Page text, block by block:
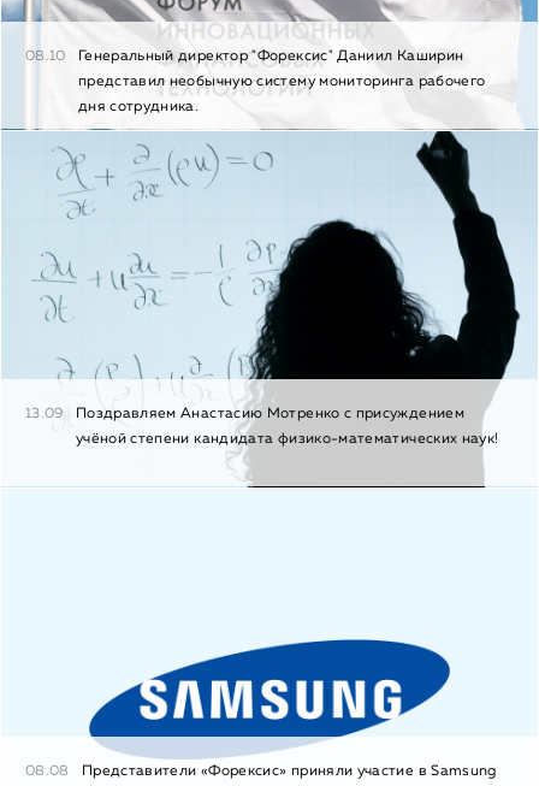
08.10
Генеральный директор "Форексис" Даниил Каширин
представил необычную систему мониторинга рабочего
дня сотрудника.
13.09
Поздравляем Анастасию Мотренко с присуждением
учёной степени кандидата физико-математических наук!
08.08 Представители «Форексис» приняли участие в Samsung